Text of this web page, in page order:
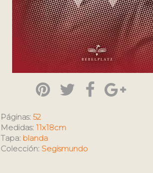
Páginas: 52
Medidas: 11x18cm
Tapa: blanda
Colección: Segismundo